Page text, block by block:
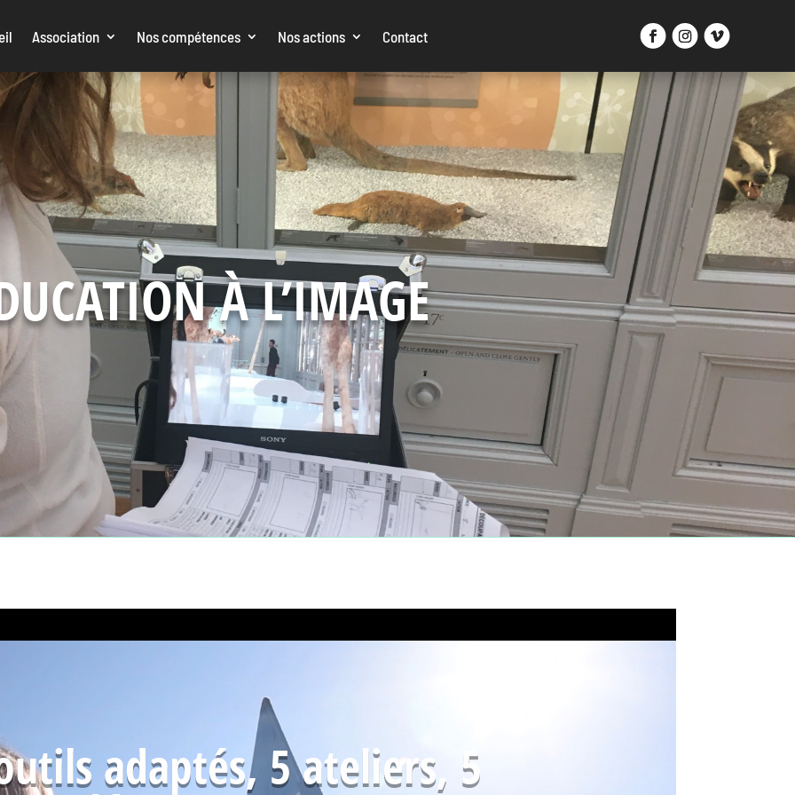
Association Nos compétences Nos actions Contact
À L’IMAGE
adaptés, 5 ateliers, 5